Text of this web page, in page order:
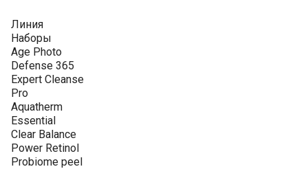
Линия
Наборы
Age Photo
Defense 365
Expert Cleanse
Pro
Aquatherm
Essential
Clear Balance
Power Retinol
Probiome peel